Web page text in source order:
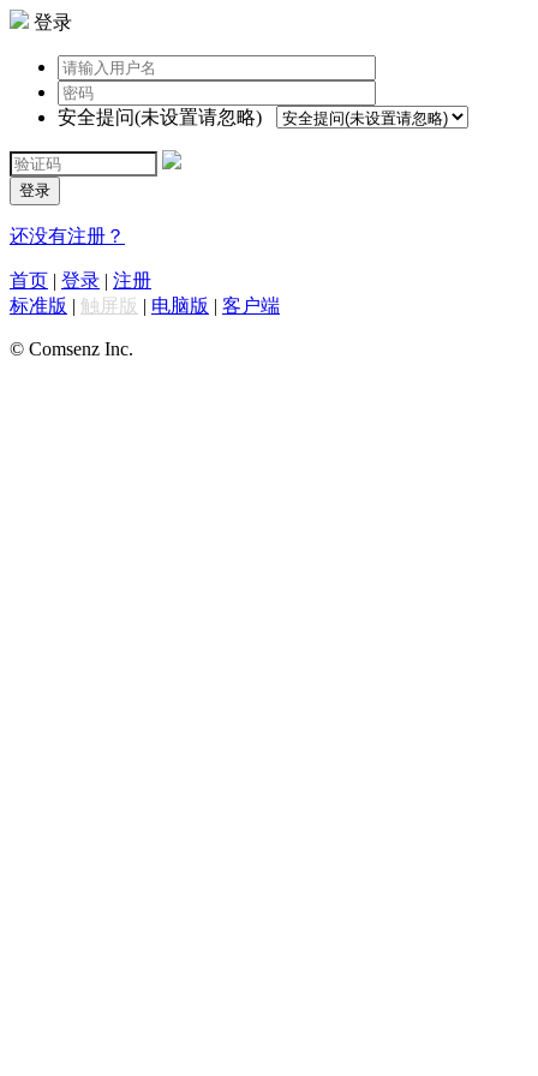
登录
安全提问(未设置请忽略)
登录
还没有注册？
首页 | 登录 | 注册
标准版 | 触屏版 | 电脑版 | 客户端
© Comsenz Inc.